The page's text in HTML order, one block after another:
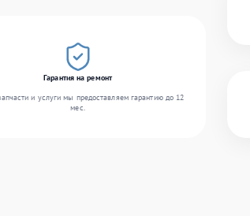
Гарантия на ремонт
и услуги мы предоставляем гарантию до 12
мес.